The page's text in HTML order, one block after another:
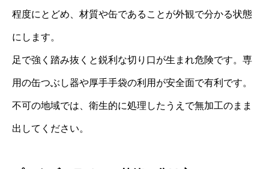
程度にとどめ、材質や缶であることが外観で分かる状態
にします。
足で強く踏み抜くと鋭利な切り口が生まれ危険です。専
用の缶つぶし器や厚手手袋の利用が安全面で有利です。
不可の地域では、衛生的に処理したうえで無加工のまま
出してください。